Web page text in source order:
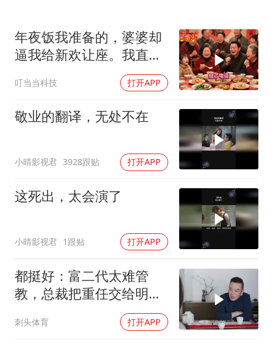
武契奇会见泽连斯基有何意图
上海大部迎大暴雨
《龙餐馆》 冲奖
“伊斯兰版北约”出现
构建更高水平的全民健身公共服务体系
年夜饭我准备的，婆婆却
逼我给新欢让座。我直接
离开，半小时后全家哭着
求我回去
叮当当科技 打开APP
敬业的翻译，无处不在
小晴影视君 3928跟贴 打开APP
这死出，太会演了
小晴影视君 1跟贴 打开APP
都挺好：富二代太难管
教，总裁把重任交给明
刺头体育 打开APP